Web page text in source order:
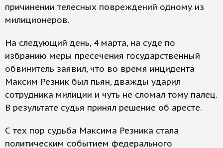
причинении телесных повреждений одному из
милиционеров.
На следующий день, 4 марта, на суде по
избранию меры пресечения государственный
обвинитель заявил, что во время инцидента
Максим Резник был пьян, дважды ударил
сотрудника милиции и чуть не сломал тому палец.
В результате судья принял решение об аресте.
С тех пор судьба Максима Резника стала
политическим событием федерального